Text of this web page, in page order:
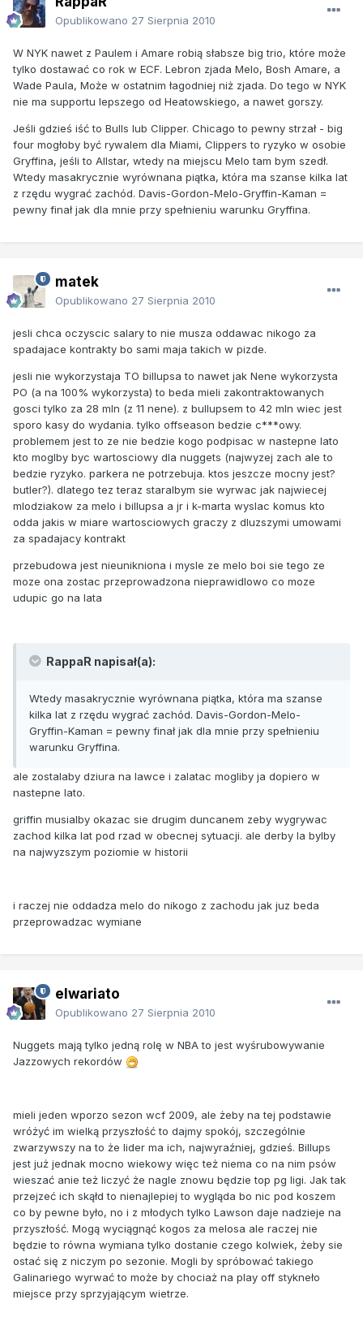
Opublikowano 27 Sierpnia 2010
W NYK nawet z Paulem i Amare robią słabsze big trio, które może
tylko dostawać co rok w ECF. Lebron zjada Melo, Bosh Amare, a
Wade Paula, Może w ostatnim łagodniej niż zjada. Do tego w NYK
nie ma supportu lepszego od Heatowskiego, a nawet gorszy.
Jeśli gdzieś iść to Bulls lub Clipper. Chicago to pewny strzał - big
four mogłoby być rywalem dla Miami, Clippers to ryzyko w osobie
Gryffina, jeśli to Allstar, wtedy na miejscu Melo tam bym szedł.
Wtedy masakrycznie wyrównana piątka, która ma szanse kilka lat
z rzędu wygrać zachód. Davis-Gordon-Melo-Gryffin-Kaman =
pewny finał jak dla mnie przy spełnieniu warunku Gryffina.
matek
Opublikowano 27 Sierpnia 2010
jesli chca oczyscic salary to nie musza oddawac nikogo za
spadajace kontrakty bo sami maja takich w pizde.
jesli nie wykorzystaja TO billupsa to nawet jak Nene wykorzysta
PO (a na 100% wykorzysta) to beda mieli zakontraktowanych
gosci tylko za 28 mln (z 11 nene). z bullupsem to 42 mln wiec jest
sporo kasy do wydania. tylko offseason bedzie c***owy.
problemem jest to ze nie bedzie kogo podpisac w nastepne lato
kto moglby byc wartosciowy dla nuggets (najwyzej zach ale to
bedzie ryzyko. parkera ne potrzebuja. ktos jeszcze mocny jest?
butler?). dlatego tez teraz staralbym sie wyrwac jak najwiecej
mlodziakow za melo i billupsa a jr i k-marta wyslac komus kto
odda jakis w miare wartosciowych graczy z dluzszymi umowami
za spadajacy kontrakt
przebudowa jest nieunikniona i mysle ze melo boi sie tego ze
moze ona zostac przeprowadzona nieprawidlowo co moze
udupic go na lata
RappaR napisał(a):
Wtedy masakrycznie wyrównana piątka, która ma szanse
kilka lat z rzędu wygrać zachód. Davis-Gordon-Melo-
Gryffin-Kaman = pewny finał jak dla mnie przy spełnieniu
warunku Gryffina.
ale zostalaby dziura na lawce i zalatac mogliby ja dopiero w
nastepne lato.
griffin musialby okazac sie drugim duncanem zeby wygrywac
zachod kilka lat pod rzad w obecnej sytuacji. ale derby la bylby
na najwyzszym poziomie w historii
i raczej nie oddadza melo do nikogo z zachodu jak juz beda
przeprowadzac wymiane
elwariato
Opublikowano 27 Sierpnia 2010
Nuggets mają tylko jedną rolę w NBA to jest wyśrubowywanie
Jazzowych rekordów
mieli jeden wporzo sezon wcf 2009, ale żeby na tej podstawie
wróżyć im wielką przyszłość to dajmy spokój, szczególnie
zwarzywszy na to że lider ma ich, najwyraźniej, gdzieś. Billups
jest już jednak mocno wiekowy więc też niema co na nim psów
wieszać anie też liczyć że nagle znowu będzie top pg ligi. Jak tak
przejzeć ich skąłd to nienajlepiej to wygląda bo nic pod koszem
co by pewne było, no i z młodych tylko Lawson daje nadzieje na
przyszłość. Mogą wyciągnąć kogos za melosa ale raczej nie
będzie to równa wymiana tylko dostanie czego kolwiek, żeby sie
ostać się z niczym po sezonie. Mogli by spróbować takiego
Galinariego wyrwać to może by chociaż na play off stykneło
miejsce przy sprzyjającym wietrze.